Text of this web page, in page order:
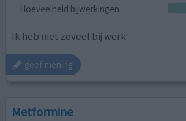
Hoeveelheid bijwerkingen
Ik heb niet zoveel bij werk
geef mening
Metformine